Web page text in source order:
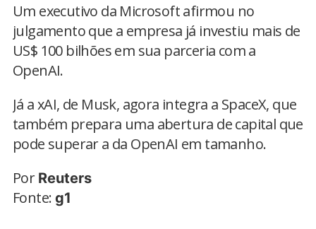
Um executivo da Microsoft afirmou no
julgamento que a empresa já investiu mais de
US$ 100 bilhões em sua parceria com a
OpenAI.
Já a xAI, de Musk, agora integra a SpaceX, que
também prepara uma abertura de capital que
pode superar a da OpenAI em tamanho.
Por Reuters
Fonte: g1